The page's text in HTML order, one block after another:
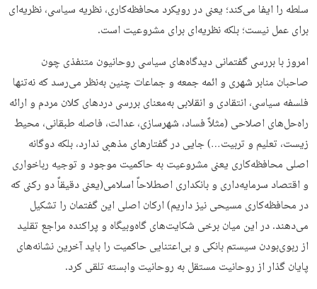
سلطه را ایفا می‌کند؛ یعنی در رویکرد محافظه‌کاری، نظریه سیاسی، نظریه‌ای
برای عمل نیست؛ بلکه نظریه‌ای برای مشروعیت است.
امروز با بررسی گفتمانی دیدگاه‌های سیاسی روحانیون متنفذی چون
صاحبان منابر شهری و ائمه جمعه و جماعات چنین به‌نظر می‌رسد که نه‌تنها
فلسفه سیاسی، انتقادی و انقلابی به‌معنای بررسی دردهای کلان مردم و ارائه
راه‌حل‌های اصلاحی (مثلاً فساد، شهرسازی، عدالت، فاصله طبقانی، محیط
زیست، تعلیم و تربیت…) جایی در گفتارهای مذهبی ندارد، بلکه دوگانه
اصلی محافظه‌کاری یعنی مشروعیت به حاکمیت موجود و توجیه رباخواری
و اقتصاد سرمایه‌داری و بانکداری اصطلاحاً اسلامی(یعنی دقیقاً دو رکنی که
در محافظه‌کاری مسیحی نیز داریم) ارکان اصلی این گفتمان را تشکیل
می‌دهند. در این میان برخی شکایت‌های گاه‌وبیگاه و پراکنده مراجع تقلید
از ربوی‌بودن سیستم بانکی و بی‌اعتنایی حاکمیت را باید آخرین نشانه‌های
پایان گذار از روحانیت مستقل به روحانیت وابسته تلقی کرد.